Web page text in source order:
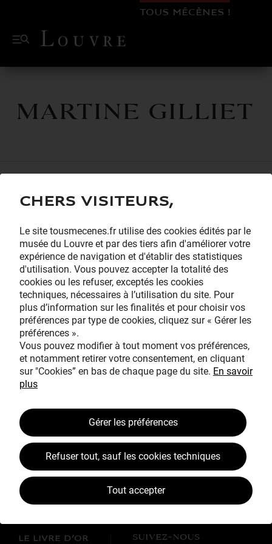
TOUS MÉCÈNES !
Martine GILLIET
Avec le mécénat
exceptionnel de
L’ŒUVRE À LA LOUPE
JEAN SIMEON CHARDIN
VOS CONTREPARTIES
ACTUALITÉS
LE LIVRE D’OR SUIVEZ-NOUS
Chers visiteurs,
Le site tousmecenes.fr utilise des cookies édités par le
musée du Louvre et par des tiers afin d'améliorer votre
expérience de navigation et d'établir des statistiques
d'utilisation. Vous pouvez accepter la totalité des
cookies ou les refuser, exceptés les cookies
techniques, nécessaires à l’utilisation du site. Pour
plus d’information sur les finalités et pour choisir vos
préférences par type de cookies, cliquez sur « Gérer les
préférences ».
Vous pouvez modifier à tout moment vos préférences,
et notamment retirer votre consentement, en cliquant
sur "Cookies” en bas de chaque page du site. En savoir
plus
Gérer les préférences
Refuser tout, sauf les cookies techniques
Tout accepter